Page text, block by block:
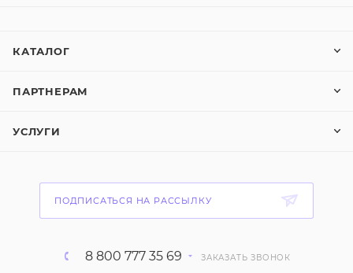
КАТАЛОГ
ПАРТНЕРАМ
УСЛУГИ
ПОДПИСАТЬСЯ НА РАССЫЛКУ
8 800 777 35 69 ЗАКАЗАТЬ ЗВОНОК